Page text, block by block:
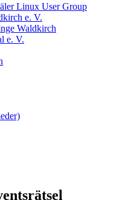
Linux User Group
e. V.
Waldkirch
e. V.